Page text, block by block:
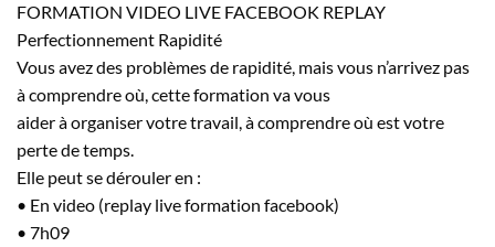
FORMATION VIDEO LIVE FACEBOOK REPLAY
Perfectionnement Rapidité
Vous avez des problèmes de rapidité, mais vous n’arrivez pas
à comprendre où, cette formation va vous
aider à organiser votre travail, à comprendre où est votre
perte de temps.
Elle peut se dérouler en :
• En video (replay live formation facebook)
• 7h09